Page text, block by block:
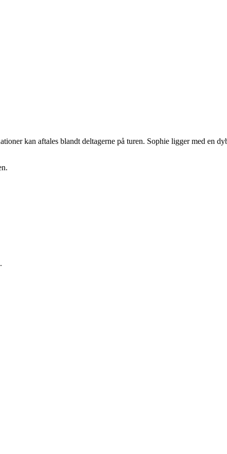
kan aftales blandt deltagerne på turen. Sophie ligger med en